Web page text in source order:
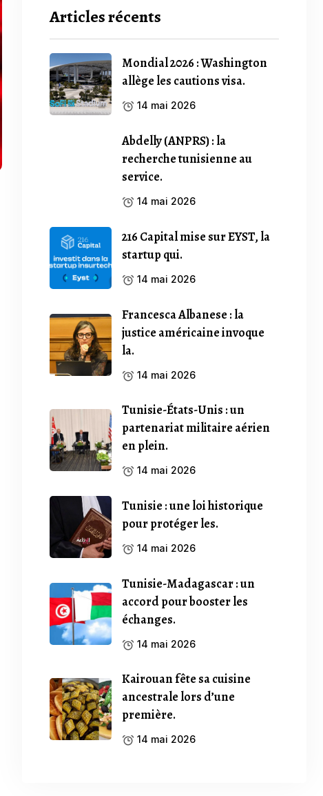
Articles récents
Mondial 2026 : Washington
allège les cautions visa.
14 mai 2026
Abdelly (ANPRS) : la
recherche tunisienne au
service.
14 mai 2026
216 Capital mise sur EYST, la
startup qui.
14 mai 2026
Francesca Albanese : la
justice américaine invoque
la.
14 mai 2026
Tunisie-États-Unis : un
partenariat militaire aérien
en plein.
14 mai 2026
Tunisie : une loi historique
pour protéger les.
14 mai 2026
Tunisie-Madagascar : un
accord pour booster les
échanges.
14 mai 2026
Kairouan fête sa cuisine
ancestrale lors d’une
première.
14 mai 2026